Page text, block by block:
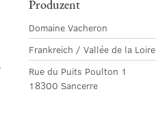
Produzent
Domaine Vacheron
Frankreich / Vallée de la Loire
Rue du Puits Poulton 1
18300 Sancerre